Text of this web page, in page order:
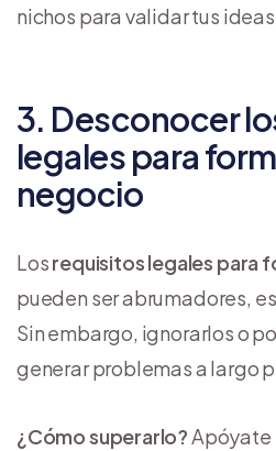
nichos para validar tus
3. Desconocer
legales para
negocio
Losrequisitos legales para
pueden ser abrumadores,
Sin embargo, ignorarlos o
generar problemas a largo
¿Cómo superarlo?Apóyate